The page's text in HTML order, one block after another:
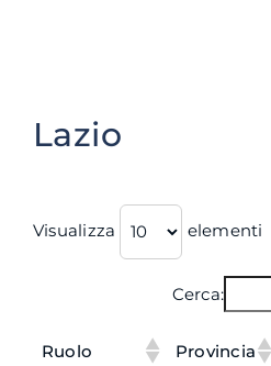
Lazio
Visualizza elementi
Cerca:
Ruolo Provincia